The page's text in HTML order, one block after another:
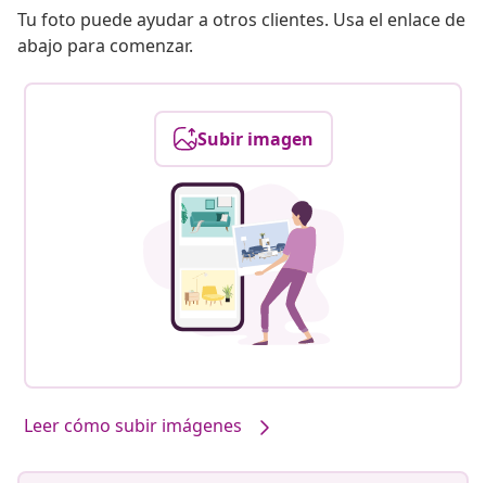
Tu foto puede ayudar a otros clientes. Usa el enlace de
abajo para comenzar.
Subir imagen
Leer cómo subir imágenes